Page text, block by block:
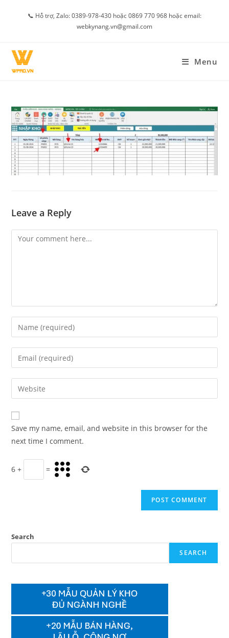
📞 Hỗ trợ, Zalo: 0389-978-430 hoặc 0869 770 968 hoặc email:
webkynang.vn@gmail.com
Menu
Leave a Reply
Comment
Enter
your
name
comment
Enter
your
email
address
comment
Enter
your
website
URL
(optional)
Save my name, email, and website in this browser for the
next time I comment.
6 + =
Search
SEARCH